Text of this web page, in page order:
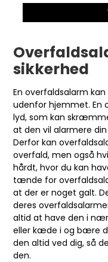
sikkerhed
En overfaldsalarm
udenfor hjemmet. En
lyd, som kan
at den vil alarmere
Derfor kan
overfald, men også
hårdt, hvor du kan
tænde for
at der er noget galt.
deres
altid at have den i
eller kæde i og bære
den altid ved dig, så
den.